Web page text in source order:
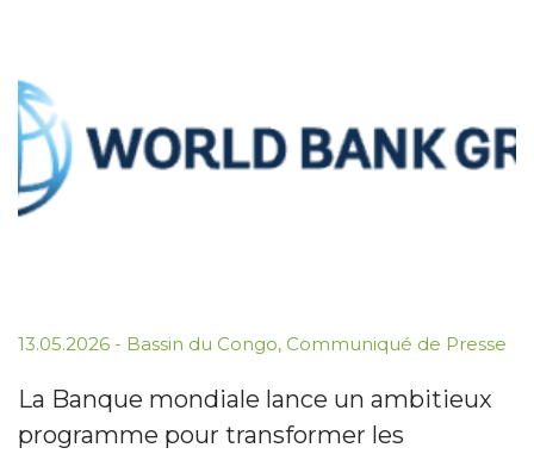
13.05.2026 - Bassin du Congo, Communiqué de Presse
La Banque mondiale lance un ambitieux
programme pour transformer les